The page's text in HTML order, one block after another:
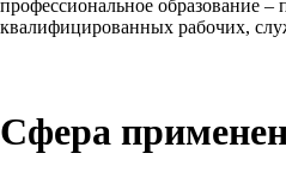
профессиональное образование
квалифицированных рабочих,
Сфера